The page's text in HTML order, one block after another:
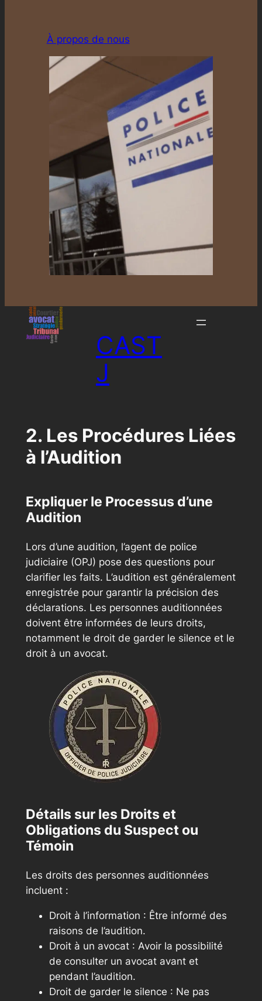
À propos de nous
CAST
J
2. Les Procédures Liées
à l’Audition
Expliquer le Processus d’une
Audition
Lors d’une audition, l’agent de police
judiciaire (OPJ) pose des questions pour
clarifier les faits. L’audition est généralement
enregistrée pour garantir la précision des
déclarations. Les personnes auditionnées
doivent être informées de leurs droits,
notamment le droit de garder le silence et le
droit à un avocat.
Détails sur les Droits et
Obligations du Suspect ou
Témoin
Les droits des personnes auditionnées
incluent :
Droit à l’information : Être informé des
raisons de l’audition.
Droit à un avocat : Avoir la possibilité
de consulter un avocat avant et
pendant l’audition.
Droit de garder le silence : Ne pas